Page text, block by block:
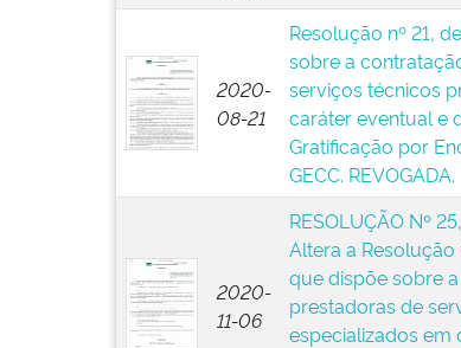
2020-
08-21
Resolução nº 21,
sobre a
serviços técnicos
caráter eventual e
Gratificação por
GECC. REVOGADA.
2020-
11-06
RESOLUÇÃO Nº
Altera a Resolução
que dispõe sobre
prestadoras de
especializados em